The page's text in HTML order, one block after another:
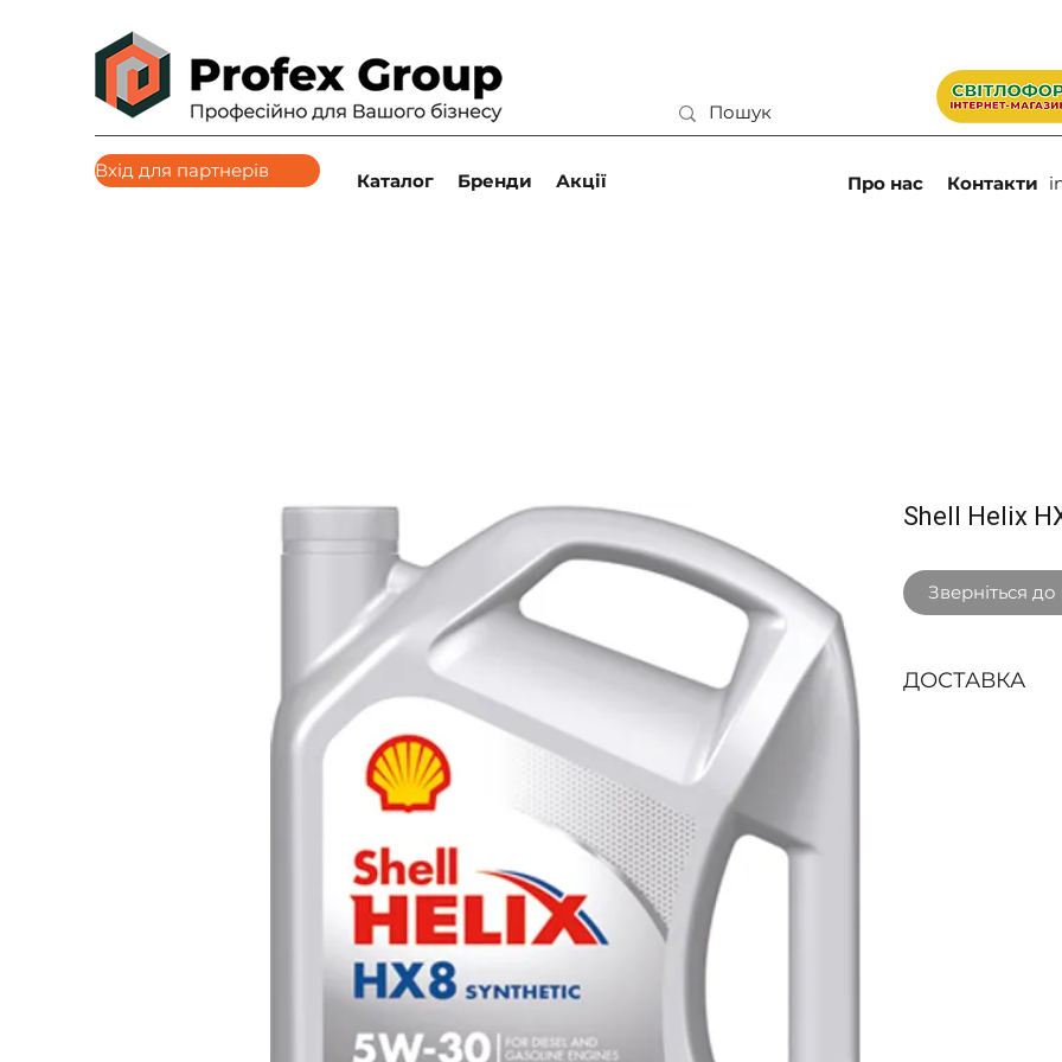
Вхід для партнерів Каталог Бренди Акції Про нас Контакти
Shell Helix
Зверніться
ДОСТАВКА